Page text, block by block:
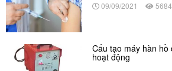
09/09/2021 5684
Cấu tạo máy hàn hồ
hoạt động